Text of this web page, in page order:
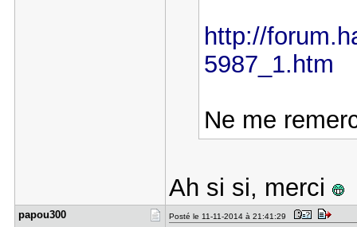
http://
5987_1.htm
Ne me
Ah si si, merci
papou300 Posté le 11-11-2014 à 21:41:29